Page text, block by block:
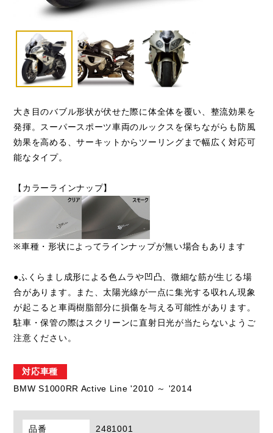
大き目のバブル形状が伏せた際に体全体を覆い、整流効果を
発揮。スーパースポーツ車両のルックスを保ちながらも防風
効果を高める、サーキットからツーリングまで幅広く対応可
能なタイプ。
【カラーラインナップ】
※車種・形状によってラインナップが無い場合もあります
●ふくらまし成形による色ムラや凹凸、微細な筋が生じる場
合があります。また、太陽光線が一点に集光する収れん現象
が起こると車両樹脂部分に損傷を与える可能性があります。
駐車・保管の際はスクリーンに直射日光が当たらないようご
注意ください。
対応車種
BMW S1000RR Active Line '2010 ～ '2014
品番
2481001